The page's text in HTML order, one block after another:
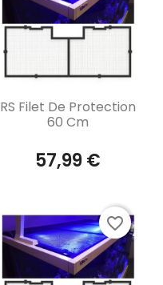
Aperçu rapide
RS Filet De Protection
60 Cm
57,99 €
favorite_border